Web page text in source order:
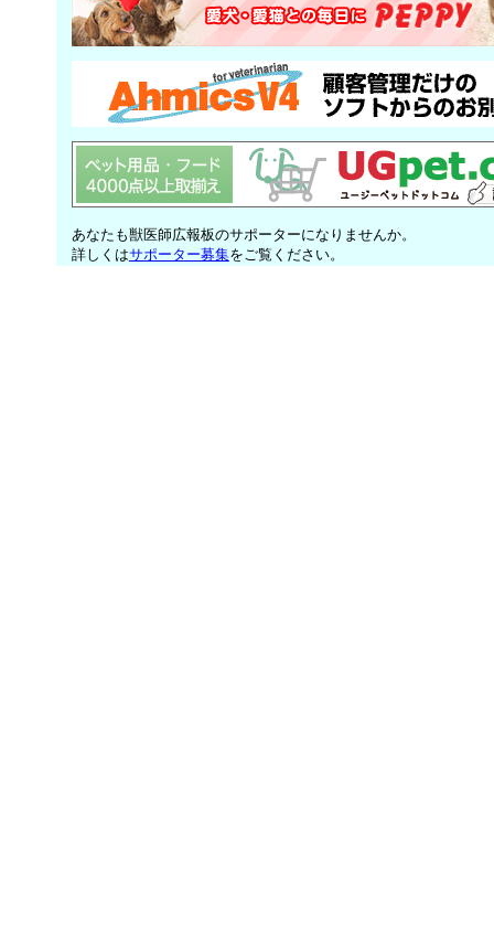
あなたも獣医師広報板のサポーターになりませんか。
詳しくはサポーター募集をご覧ください。